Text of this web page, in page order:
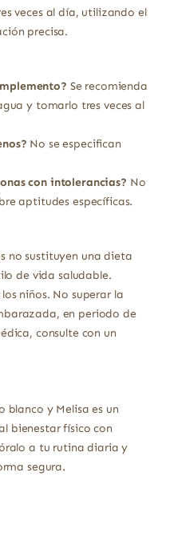
veces al día, utilizando el
precisa.
Se recomienda
y tomarlo tres veces al
No se especifican
con intolerancias? No
aptitudes específicas.
no sustituyen una dieta
de vida saludable.
niños. No superar la
en periodo de
consulte con un
blanco y Melisa es un
bienestar físico con
a tu rutina diaria y
segura.